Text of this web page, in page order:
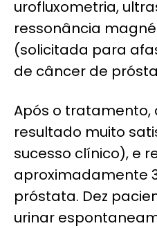
urofluxometria,
ressonância
(solicitada para
de câncer de
Após o tratamento,
resultado muito
sucesso clínico), e
aproximadamente
próstata. Dez
urinar